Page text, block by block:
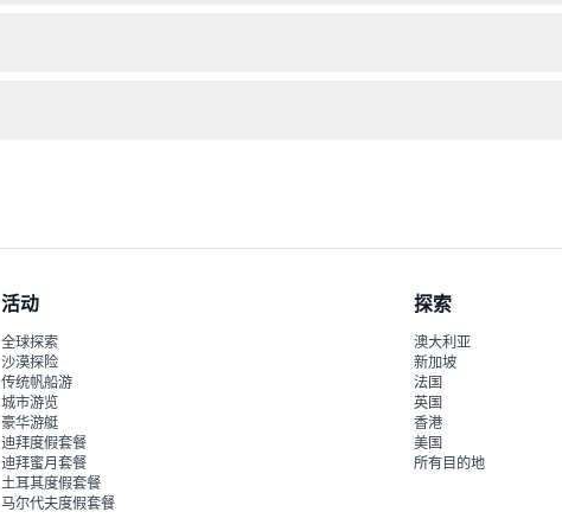
活动
全球探索
沙漠探险
传统帆船游
城市游览
豪华游艇
迪拜度假套餐
迪拜蜜月套餐
土耳其度假套餐
马尔代夫度假套餐
探索
澳大利亚
新加坡
法国
英国
香港
美国
所有目的地